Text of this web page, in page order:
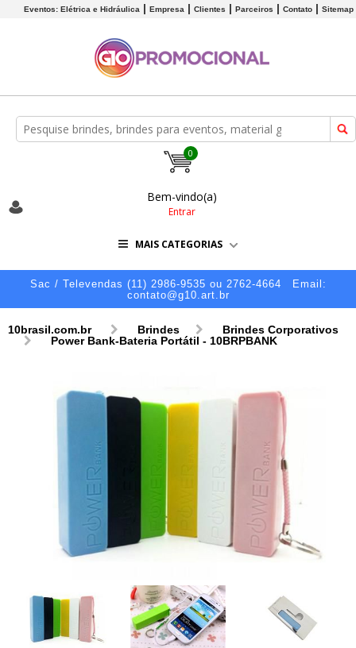
Eventos: Elétrica e Hidráulica Empresa Clientes Parceiros Contato Sitemap
0
Bem-vindo(a)
Entrar
MAIS CATEGORIAS
Sac / Televendas (11) 2986-9535 ou 2762-4664
Email:
contato@g10.art.br
10brasil.com.br Brindes
Brindes Corporativos
Power Bank-Bateria Portátil - 10BRPBANK